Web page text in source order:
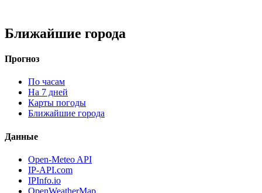
Ближайшие города
Прогноз
По часам
На 7 дней
Карты погоды
Ближайшие города
Данные
Open-Meteo API
IP-API.com
IPInfo.io
OpenWeatherMap